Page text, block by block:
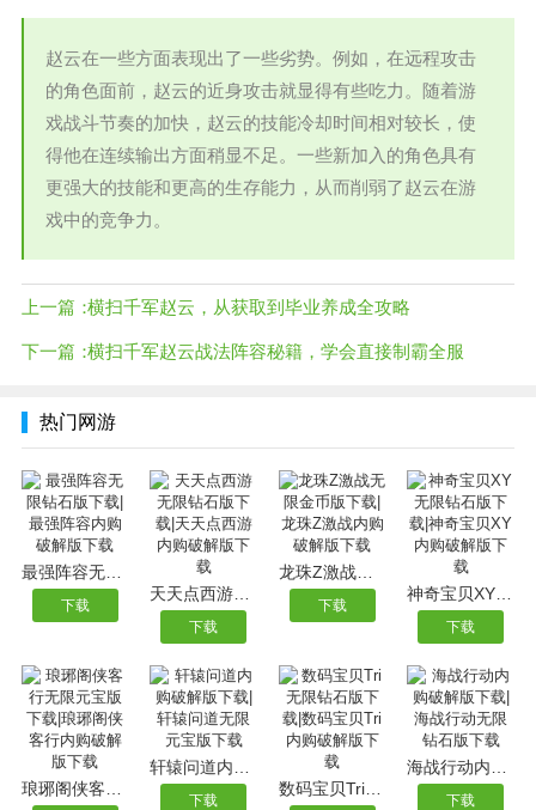
赵云在一些方面表现出了一些劣势。例如，在远程攻击
的角色面前，赵云的近身攻击就显得有些吃力。随着游
戏战斗节奏的加快，赵云的技能冷却时间相对较长，使
得他在连续输出方面稍显不足。一些新加入的角色具有
更强大的技能和更高的生存能力，从而削弱了赵云在游
戏中的竞争力。
上一篇：横扫千军赵云，从获取到毕业养成全攻略
下一篇：横扫千军赵云战法阵容秘籍，学会直接制霸全服
热门网游
最强阵容无限钻石版下载|最强阵容内购破解版下载
下载
下载
龙珠Z激战无限金币版下载|龙珠Z激战内购破解版下载
下载
下载
下载
数码宝贝Tri无限钻石版下载|数码宝贝Tri内购破解版下载
下载